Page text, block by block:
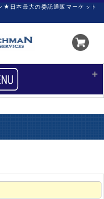
★日本最大の委託通販マーケット